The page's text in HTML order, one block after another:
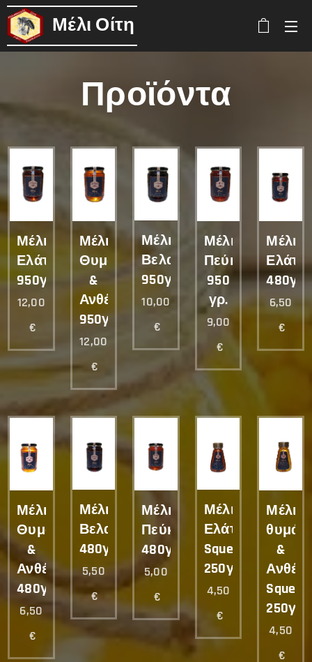
Μέλι Οίτη
Προϊόντα
Μέλι
Ελάτου
950γρ.
12,00
€
Μέλι
Θυμάρι
&
Ανθέων
950γρ.
12,00
€
Μέλι
Βελανιδιάς
950γρ.
10,00
€
Μέλι
Πεύκου
950
γρ.
9,00
€
Μέλι
480γρ.
6,50
€
Μέλι
Θυμάρι
&
Ανθέων
480γρ.
6,50
€
Μέλι
Βελανιδιάς
480γρ.
5,50
€
Μέλι
Πεύκου
480γρ.
5,00
€
Μέλι
Ελάτου
Squeeze
250γρ.
4,50
€
Μέλι
θυμάρι
&
250γρ.
4,50
€